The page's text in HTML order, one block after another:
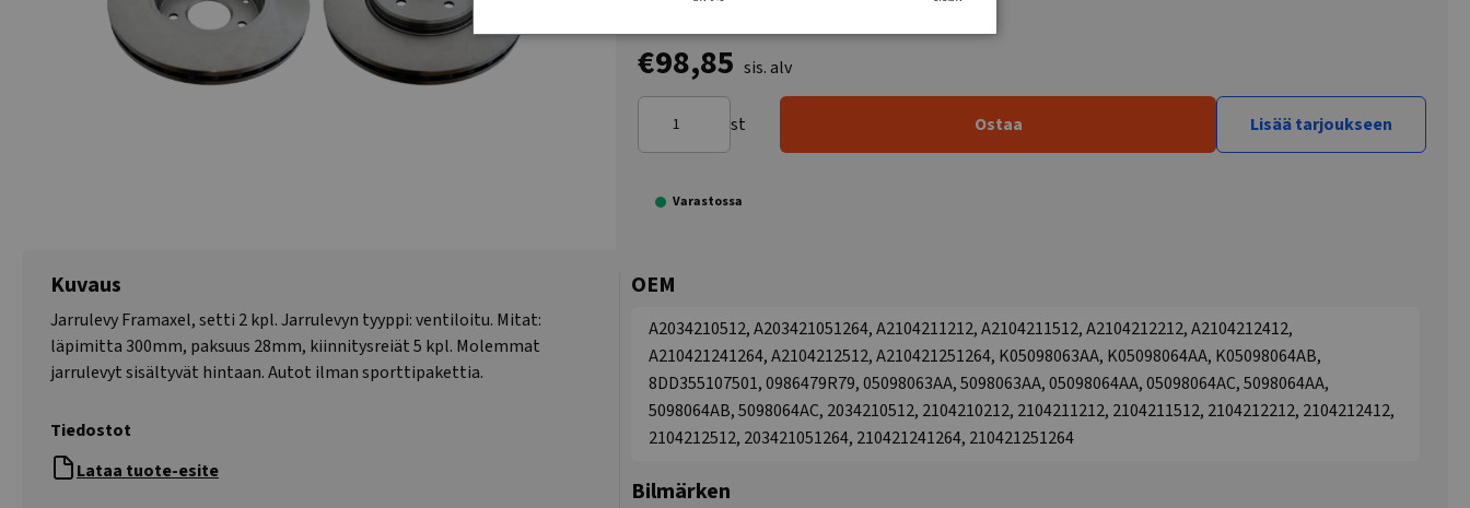
€98,85 sis. alv
st Ostaa Lisää tarjoukseen
Varastossa
Kuvaus
Jarrulevy Framaxel, setti 2 kpl. Jarrulevyn tyyppi: ventiloitu. Mitat:
läpimitta 300mm, paksuus 28mm, kiinnitysreiät 5 kpl. Molemmat
jarrulevyt sisältyvät hintaan. Autot ilman sporttipakettia.
Tiedostot
Lataa tuote-esite
OEM
A2034210512, A203421051264, A2104211212, A2104211512, A2104212212, A2104212412,
A210421241264, A2104212512, A210421251264, K05098063AA, K05098064AA, K05098064AB,
8DD355107501, 0986479R79, 05098063AA, 5098063AA, 05098064AA, 05098064AC, 5098064AA,
5098064AB, 5098064AC, 2034210512, 2104210212, 2104211212, 2104211512, 2104212212, 2104212412,
2104212512, 203421051264, 210421241264, 210421251264
Bilmärken